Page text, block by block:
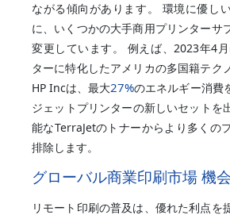
ながる傾向があります。 環境に優し
に、いくつかの大手商用プリンターサ
変更しています。 例えば、2023年4
ターに特化したアメリカの多国籍テク
HP Incは、最大27%のエネルギー消費
ジェットプリンターの新しいセットを
能なTerraJetのトナーからより多くの
排除します。
グローバル商業印刷市場 機
リモート印刷の普及は、優れた利点を